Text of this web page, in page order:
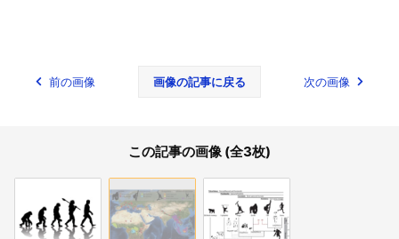
前の画像 画像の記事に戻る 次の画像
この記事の画像 (全3枚)